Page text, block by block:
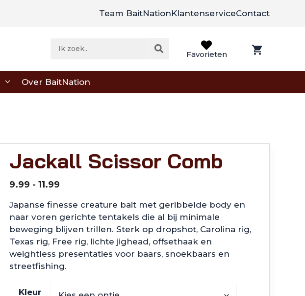
Team BaitNationKlantenserviceContact
Favorieten
Over BaitNation
Jackall Scissor Comb
9.99 - 11.99
tot
€11.99
Japanse finesse creature bait met geribbelde body en
naar voren gerichte tentakels die al bij minimale
beweging blijven trillen. Sterk op dropshot, Carolina rig,
Texas rig, Free rig, lichte jighead, offsethaak en
weightless presentaties voor baars, snoekbaars en
streetfishing.
Kleur